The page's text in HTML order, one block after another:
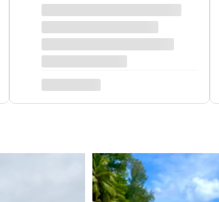
zrobić w bardzo krótkim czasie. Dziękuję, był to dla